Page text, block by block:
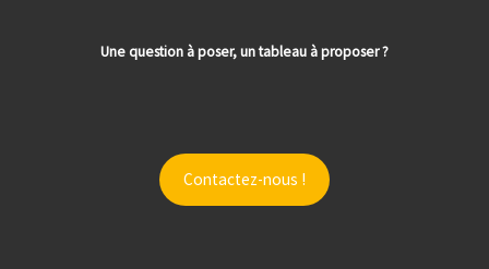
Une question à poser, un tableau à proposer ?
Contactez-nous !